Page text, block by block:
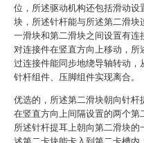
位，所述驱动机构还包括滑动设
块，所述针杆能与所述第二滑块
一滑块和第二滑块之间设置有连
对连接件在竖直方向上移动，所
过连接件能同步地绕导轴转动，
针杆组件、压脚组件实现离合。
优选的，所述第二滑块朝向针杆
在竖直方向上间隔设置的两个第
所述针杆提耳上朝向第二滑块